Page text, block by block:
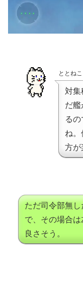
ととねこ
対
だ
る
ね
方が
ただ司令部無
で、その場合
良さそう。